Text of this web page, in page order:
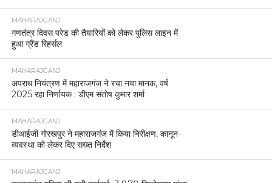
MAHARAJGANJ
गणतंत्र दिवस परेड की तैयारियों को लेकर पुलिस लाइन में
हुआ ग्रैंड रिहर्सल
MAHARAJGANJ
अपराध नियंत्रण में महाराजगंज ने रचा नया मानक, वर्ष
2025 रहा निर्णायक : डीएम संतोष कुमार शर्मा
MAHARAJGANJ
डीआईजी गोरखपुर ने महाराजगंज में किया निरीक्षण, कानून-
व्यवस्था को लेकर दिए सख्त निर्देश
MAHARAJGANJ